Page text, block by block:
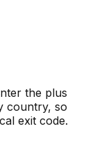
the plus
country, so
exit code.